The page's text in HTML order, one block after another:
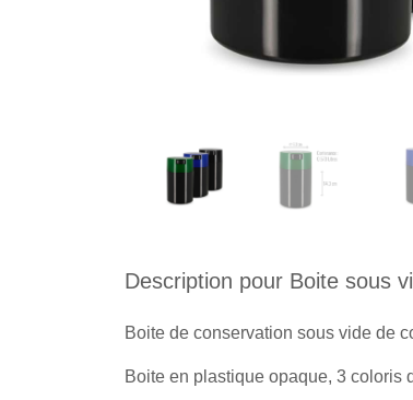
Description pour Boite sous
Boite de conservation sous vide de
Boite en plastique opaque, 3 coloris